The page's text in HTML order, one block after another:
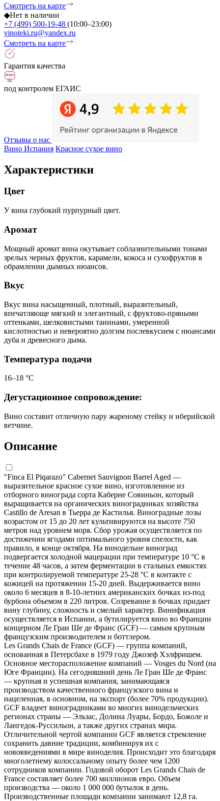
Смотреть на карте
◆Нет в наличии
+7 (499) 500-19-48 (10:00–23:00)
vinoteki.ru@yandex.ru
Смотреть на карте
Гарантия качества
под контролем ЕГАИС
Отзывы о нас
Вино Испания Красное сухое вино
Характеристики
Цвет
У вина глубокий пурпурный цвет.
Аромат
Мощный аромат вина окутывает соблазнительными тонами
зрелых черных фруктов, карамели, кокоса и сухофруктов в
обрамлении дымных нюансов.
Вкус
Вкус вина насыщенный, плотный, выразительный,
впечатляюще мягкий и элегантный, с фруктово-пряными
оттенками, шелковистыми танинами, умеренной
кислотностью и невероятно долгим послевкусием с нюансами
дуба и древесного дыма.
Температура подачи
16–18 °C
Дегустационное сопровождение:
Вино составит отличную пару жареному стейку и иберийской
ветчине.
Описание
"Finca El Piqarazo" Cabernet Sauvignon Barrel Aged —
выразительное красное сухое вино, изготовленное из
отборного винограда сорта Каберне Совиньон, который
выращивается на органических виноградниках хозяйства
Castillo de Aresan в Тьерра де Кастилья. Виноградные лозы
возрастом от 15 до 20 лет культивируются на высоте 750
метров над уровнем моря. Сбор урожая осуществляется по
достижении ягодами оптимального уровня спелости, как
правило, в конце октября. На винодельне виноград
подвергается холодной мацерации при температуре 10 °C в
течение 48 часов, а затем ферментации в стальных емкостях
при контролируемой температуре 25-28 °C в контакте с
кожицей на протяжении 15-20 дней. Выдерживается вино
около 6 месяцев в 8-10-летних американских бочках из-под
бурбона объемом в 220 литров. Созревание в бочках придает
вину глубину, сложность и смелый характер. Винификация
осуществляется в Испании, а бутилируется вино во Франции
концерном Ле Гран Ше де Франс (GCF) — самым крупным
французским производителем и боттлером.
Les Grands Chais de France (GСF) — группа компаний,
основанная в Петерсбахе в 1979 году Джозеф Хэлфришем.
Основное месторасположение компаний — Vosges du Nord (на
Юге Франции). На сегодняшний день Ле Гран Ше де Франс
— крупная и успешная компания, занимающаяся
производством качественного французского вина и
нацеленная, в основном, на экспорт (более 70% продукции).
GСF владеет виноградниками во многих винодельческих
регионах страны — Эльзас, Долина Луары, Бордо, Божоле и
Лангедок-Руссильон, а также других странах мира.
Отличительной чертой компании GСF является стремление
сохранить давние традиции, комбинируя их с
нововведениями в мире виноделия. Происходит это благодаря
многолетнему колоссальному опыту более чем 1200
сотрудников компании. Годовой оборот Les Grands Chais de
France составляет более 700 миллионов евро. Объем
производства — около 1 000 000 бутылок в день.
Производственные площади компании занимают 12,8 га.